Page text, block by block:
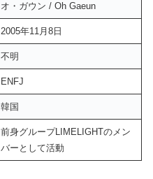
オ・ガウン / Oh Gaeun
2005年11月8日
不明
ENFJ
韓国
前身グループLIMELIGHTのメン
バーとして活動